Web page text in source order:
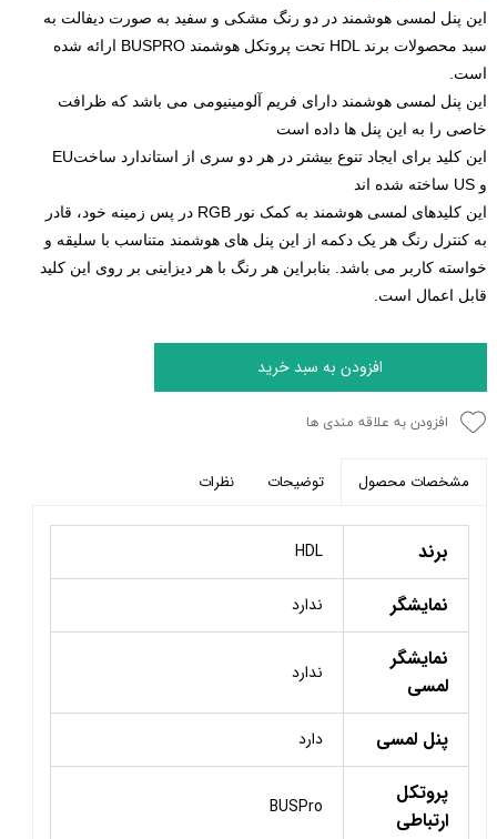
این پنل لمسی هوشمند در دو رنگ مشکی و سفید به صورت دیفالت به
سبد محصولات برند
HDL تحت پروتکل هوشمند BUSPRO ارائه شده
است
این پنل لمسی هوشمند دارای فریم آلومینیومی می باشد که ظرافت
خاصی را به این پنل ها داده است
این کلید برای ایجاد تنوع بیشتر در هر دو سری از استاندارد ساختEU
و US ساخته شده اند
این کلیدهای لمسی هوشمند به کمک نور RGB در پس زمینه خود، قادر
به کنترل رنگ هر یک دکمه از این پنل های هوشمند متناسب با سلیقه و
خواسته کاربر می باشد. بنابراین هر رنگ با هر دیزاینی بر روی این کلید
قابل اعمال است
افزودن به سبد خرید
افزودن به علاقه مندی ها
مشخصات محصول توضیحات نظرات
برند HDL
نمایشگر ندارد
نمایشگر
لمسی
ندارد
پنل لمسی دارد
پروتکل
ارتباطی
BUSPro